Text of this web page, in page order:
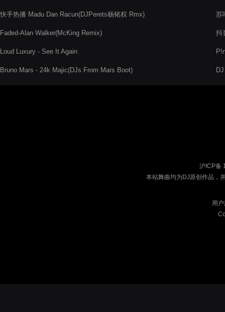
快手热播 Madu Dan Racun(DJPerets杨铭权 Rmx)
Faded-Alan Walker(McKing Remix)
Loud Luxury - See It Again
Bruno Mars - 24k Majic(DJs From Mars Boot)
苏
抖
沪ICP备
本站舞曲均为DJ原创作品，
用